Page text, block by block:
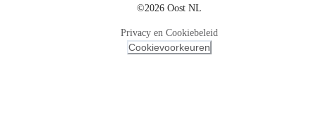
©2026 Oost NL
Privacy en Cookiebeleid
Cookievoorkeuren